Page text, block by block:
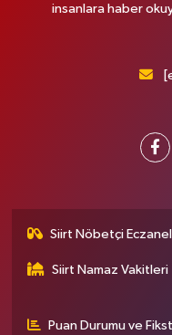
insanlara haber
Siirt Nöbetçi
Siirt Namaz Vakitleri
Puan Durumu ve